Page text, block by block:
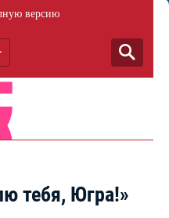
версию
тебя, Югра!»